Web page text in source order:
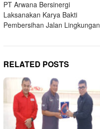
PT Arwana Bersinergi
Laksanakan Karya Bakti
Pembersihan Jalan Lingkungan
RELATED POSTS